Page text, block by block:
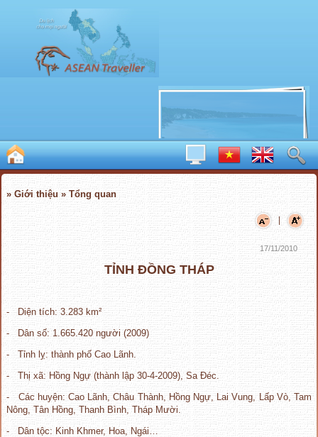
» Giới thiệu » Tổng quan
|
17/11/2010
TỈNH ĐỒNG THÁP
- Diện tích: 3.283 km²
- Dân số: 1.665.420 người (2009)
- Tỉnh lỵ: thành phố Cao Lãnh.
- Thị xã: Hồng Ngự (thành lập 30-4-2009), Sa Đéc.
- Các huyện: Cao Lãnh, Châu Thành, Hồng Ngự, Lai Vung, Lấp Vò, Tam
Nông, Tân Hồng, Thanh Bình, Tháp Mười.
- Dân tộc: Kinh Khmer, Hoa, Ngái…